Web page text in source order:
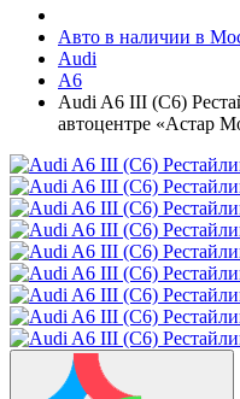
Авто в наличии в
Audi
A6
Audi A6 III (C6)
автоцентре «Астар